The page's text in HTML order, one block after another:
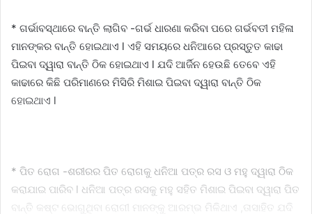
* ଗର୍ଭାବସ୍ଥାରେ ବାନ୍ତି ଲାଗିବ -ଗର୍ଭ ଧାରଣା କରିବା ପରେ ଗର୍ଭବତୀ ମହିଳା
ମାନଙ୍କର ବାନ୍ତି ହୋଇଥାଏ l ଏହି ସମୟରେ ଧନିଆରେ ପ୍ରସ୍ତୁତ କାଢା
ପିଇବା ଦ୍ୱାରା ବାନ୍ତି ଠିକ ହୋଇଥାଏ l ଯଦି ଆର୍ଜିନ ହେଉଛି ତେବେ ଏହି
କାଢାରେ କିଛି ପରିମାଣରେ ମିସିରି ମିଶାଇ ପିଇବା ଦ୍ୱାରା ବାନ୍ତି ଠିକ
ହୋଇଥାଏ l
* ପିତ ରୋଗ -ଶରୀରର ପିତ ରୋଗକୁ ଧନିଆ ପତ୍ର ରସ ଓ ମହୁ ଦ୍ୱାରା ଠିକ
କରାଯାଇ ପାରିବ l ଧନିଆ ପତ୍ର ରସକୁ ମହୁ ସହିତ ମିଶାଇ ପିଇବା ଦ୍ୱାରା ପିତ
ବାନ୍ତି କଷ୍ଟ ଭୋଗୁଥିବା ରୋଗୀ ମାନଙ୍କୁ ଆରମ୍ଭ ମିଳିଥାଏ ,ତାସାହିତ ଯଦି